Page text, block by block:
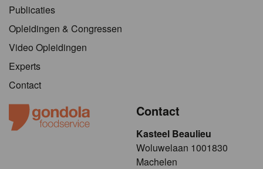
Publicaties
Opleidingen & Congressen
Video Opleidingen
Experts
Contact
Contact
Kasteel Beaulieu
​​​Woluwelaan 1001830
Machelen